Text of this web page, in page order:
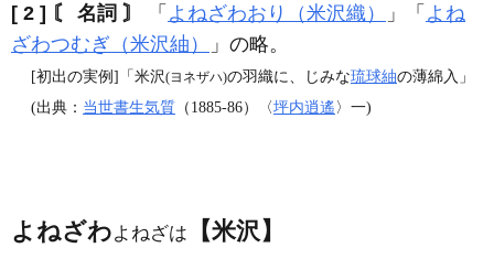
[ 2 ] 〘 名詞 〙 「 よねざわおり（米沢織） 」「 よね
ざわつむぎ（米沢紬）
」の略。
[初出の実例]「米沢(ヨネザハ)の羽織に、じみな琉球紬の薄綿入」
(出典： 当世書生気質 （1885‐86）〈坪内逍遙〉一)
よねざわよねざは 【米沢】